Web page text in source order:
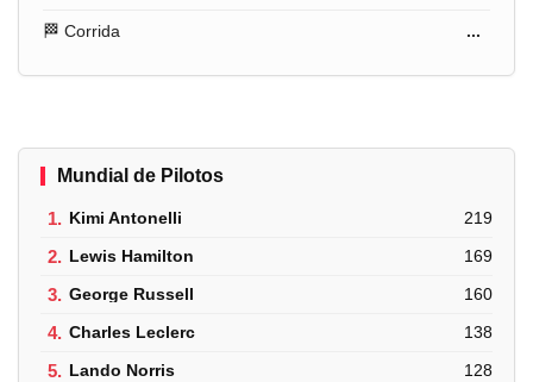
🏁 Corrida ...
Mundial de Pilotos
1. Kimi Antonelli 219
2. Lewis Hamilton 169
3. George Russell 160
4. Charles Leclerc 138
5. Lando Norris 128